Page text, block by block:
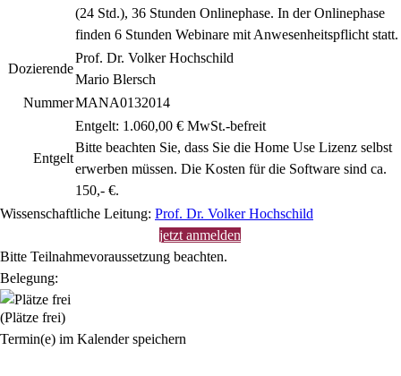
(24 Std.), 36 Stunden Onlinephase. In der Onlinephase
finden 6 Stunden Webinare mit Anwesenheitspflicht statt.
Dozierende
Prof. Dr. Volker Hochschild
Mario Blersch
NummerMANA0132014
Entgelt
Entgelt: 1.060,00 € MwSt.-befreit
Bitte beachten Sie, dass Sie die Home Use Lizenz selbst
erwerben müssen. Die Kosten für die Software sind ca.
150,- €.
Wissenschaftliche Leitung: Prof. Dr. Volker Hochschild
jetzt anmelden
Bitte Teilnahmevoraussetzung beachten.
Belegung:
(Plätze frei)
Termin(e) im Kalender speichern